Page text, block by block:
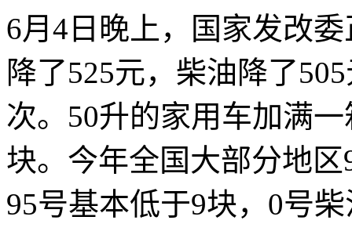
6月4日晚上，国家发改
降了525元，柴油降了
次。50升的家用车加满
块。今年全国大部分地
95号基本低于9块，0号